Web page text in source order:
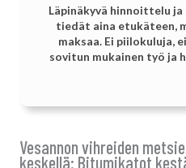
Läpinäkyvä hinnoittelu
tiedät aina etukäteen,
maksaa. Ei piilokuluja,
sovitun mukainen työ ja
Vesannon vihreiden
keskellä: Bitumikatot